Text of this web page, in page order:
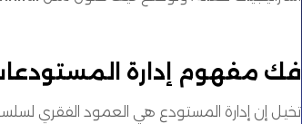
فك مفهوم إدارة
تخيل إن إدارة المستودع هي العمود الفقري